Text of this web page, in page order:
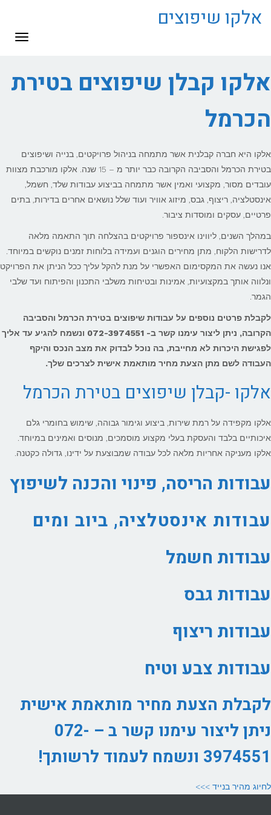
אלקו שיפוצים
אלקו קבלן שיפוצים בטירת
הכרמל
אלקו היא חברה קבלנית אשר מתמחה בניהול פרויקטים, בנייה ושיפוצים
בטירת הכרמל והסביבה הקרובה כבר יותר מ – 15 שנה. אלקו מורכבת מצוות
עובדים מסור, מקצועי ואמין אשר מתמחה בביצוע עבודות שלד, חשמל,
אינסטלציה, ריצוף, גבס, מיזוג אוויר ועוד שלל נושאים אחרים בדירות, בתים
פרטיים, עסקים ומוסדות ציבור.
במהלך השנים, ליווינו אינספור פרויקטים בהצלחה תוך התאמה מלאה
לדרישות הלקוח, מתן מחירים הוגנים ועמידה בלוחות זמנים נוקשים במיוחד.
אנו נעשה את המקסימום האפשרי על מנת להקל עליך ככל הניתן את הפרויקט
ונלווה אותך במקצועיות, אמינות ובטיחות משלבי התכנון והפיתוח ועד שלבי
הגמר.
לקבלת פרטים נוספים על עבודות שיפוצים בטירת הכרמל והסביבה
הקרובה, ניתן ליצור עימנו קשר ב- 072-3974551 ונשמח להגיע עד אליך
לפגישת היכרות לא מחייבת, בה נוכל לבדוק את מצב הנכס והיקף
העבודה לשם מתן הצעת מחיר מותאמת אישית לצרכים שלך.
אלקו -קבלן שיפוצים בטירת הכרמל
אלקו מקפידה על רמת שירות, ביצוע וגימור גבוהה, שימוש בחומרי גלם
איכותיים בלבד והעסקת בעלי מקצוע מוסמכים, מנוסים ואמינים במיוחד.
אלקו מעניקה אחריות מלאה לכל עבודה שמבוצעת על ידינו, גדולה כקטנה.
עבודות הריסה, פינוי והכנה לשיפוץ
עבודות אינסטלציה, ביוב ומים
עבודות חשמל
עבודות גבס
עבודות ריצוף
עבודות צבע וטיח
לקבלת הצעת מחיר מותאמת אישית
ניתן ליצור עימנו קשר ב – 072-
3974551 ונשמח לעמוד לרשותך!
לחיוג מהיר בנייד >>>